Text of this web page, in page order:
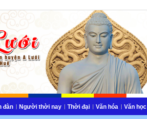
đàn Người thời nay Thời đại Văn hóa Văn học